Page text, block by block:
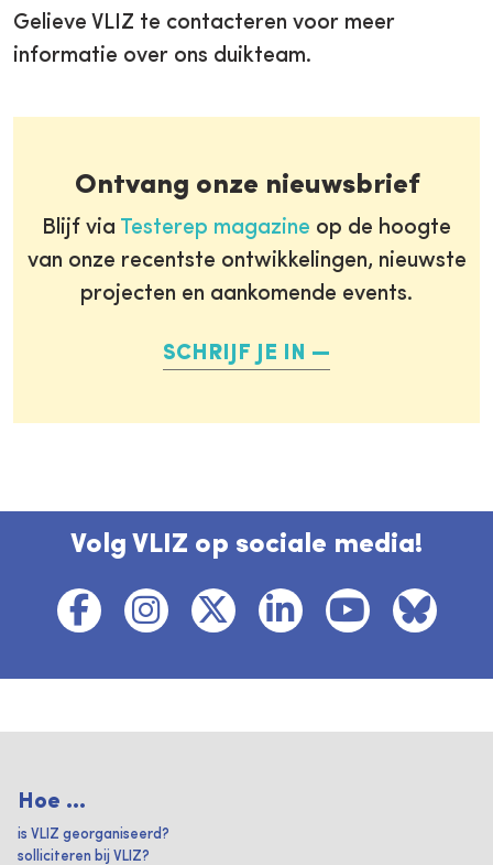
Gelieve VLIZ te contacteren voor meer
informatie over ons duikteam.
Ontvang onze nieuwsbrief
Blijf via Testerep magazine op de hoogte
van onze recentste ontwikkelingen, nieuwste
projecten en aankomende events.
SCHRIJF JE IN
Volg VLIZ op sociale media!
Hoe ...
is VLIZ georganiseerd?
solliciteren bij VLIZ?